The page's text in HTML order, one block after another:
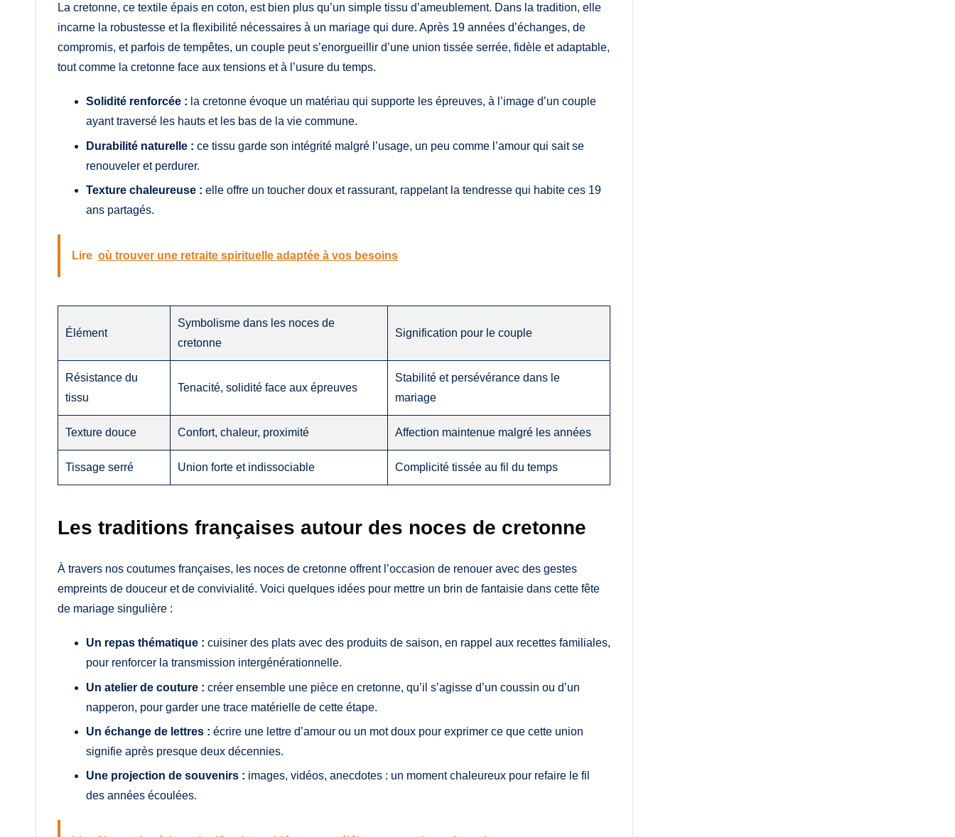
La cretonne, ce textile épais en coton, est bien plus qu’un simple tissu d’ameublement. Dans la tradition, elle
incarne la robustesse et la flexibilité nécessaires à un mariage qui dure. Après 19 années d’échanges, de
compromis, et parfois de tempêtes, un couple peut s’enorgueillir d’une union tissée serrée, fidèle et adaptable,
tout comme la cretonne face aux tensions et à l’usure du temps.
Solidité renforcée : la cretonne évoque un matériau qui supporte les épreuves, à l’image d’un couple
ayant traversé les hauts et les bas de la vie commune.
Durabilité naturelle : ce tissu garde son intégrité malgré l’usage, un peu comme l’amour qui sait se
renouveler et perdurer.
Texture chaleureuse : elle offre un toucher doux et rassurant, rappelant la tendresse qui habite ces 19
ans partagés.
Lire où trouver une retraite spirituelle adaptée à vos besoins
Élément
Symbolisme dans les noces de
cretonne
Signification pour le couple
Résistance du
tissu
Tenacité, solidité face aux épreuves
Stabilité et persévérance dans le
mariage
Texture douce Confort, chaleur, proximité Affection maintenue malgré les années
Tissage serré Union forte et indissociable Complicité tissée au fil du temps
Les traditions françaises autour des noces de cretonne
À travers nos coutumes françaises, les noces de cretonne offrent l’occasion de renouer avec des gestes
empreints de douceur et de convivialité. Voici quelques idées pour mettre un brin de fantaisie dans cette fête
de mariage singulière :
Un repas thématique : cuisiner des plats avec des produits de saison, en rappel aux recettes familiales,
pour renforcer la transmission intergénérationnelle.
Un atelier de couture : créer ensemble une pièce en cretonne, qu’il s’agisse d’un coussin ou d’un
napperon, pour garder une trace matérielle de cette étape.
Un échange de lettres : écrire une lettre d’amour ou un mot doux pour exprimer ce que cette union
signifie après presque deux décennies.
Une projection de souvenirs : images, vidéos, anecdotes : un moment chaleureux pour refaire le fil
des années écoulées.